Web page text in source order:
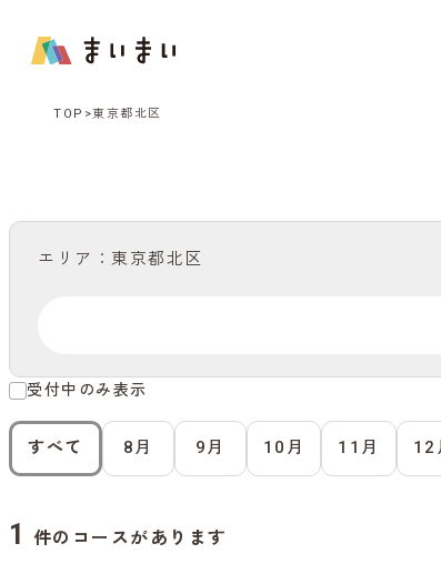
TOP 東京都北区
エリア：東京都北区
受付中のみ表示
すべて 8月 9月 10月 11月 12
1 件のコースがあります